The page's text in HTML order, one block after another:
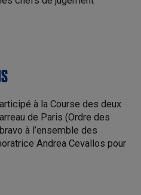
à la Course des deux
de Paris (Ordre des
à l’ensemble des
Andrea Cevallos pour